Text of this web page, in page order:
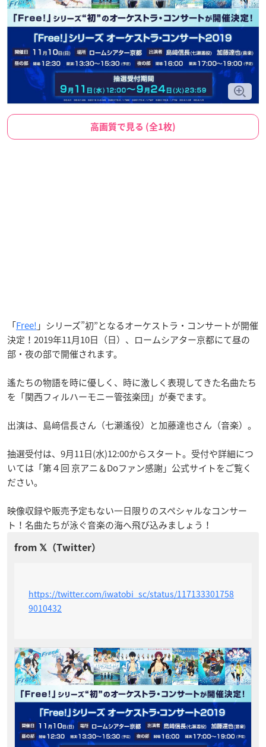
高画質で見る (全1枚)
「Free! 」シリーズ”初”となるオーケストラ・コンサートが開催
決定！2019年11月10日（日）、ロームシアター京都にて昼の
部・夜の部で開催されます。
遙たちの物語を時に優しく、時に激しく表現してきた名曲たち
を「関西フィルハーモニー管弦楽団」が奏でます。
出演は、島﨑信長さん（七瀬遙役）と加藤達也さん（音楽）。
抽選受付は、9月11日(水)12:00からスタート。受付や詳細につ
いては「第４回 京アニ＆Doファン感謝」公式サイトをご覧く
ださい。
映像収録や販売予定もない一日限りのスペシャルなコンサー
ト！名曲たちが泳ぐ音楽の海へ飛び込みましょう！
https://twitter.com/iwatobi_sc/status/117133301758
9010432